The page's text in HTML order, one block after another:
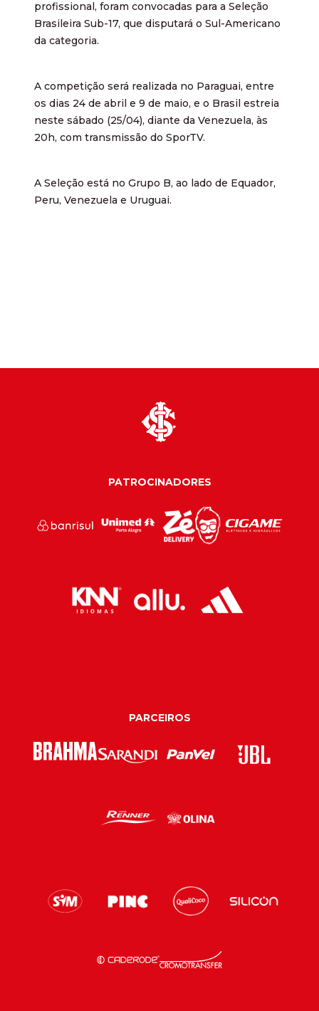
profissional, foram convocadas para a Seleção
Brasileira Sub-17, que disputará o Sul-Americano
da categoria.
A competição será realizada no Paraguai, entre
os dias 24 de abril e 9 de maio, e o Brasil estreia
neste sábado (25/04), diante da Venezuela, às
20h, com transmissão do SporTV.
A Seleção está no Grupo B, ao lado de Equador,
Peru, Venezuela e Uruguai.
PATROCINADORES
PARCEIROS